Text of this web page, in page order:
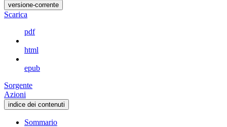
versione-corrente
Scarica
pdf
html
epub
Sorgente
Azioni
indice dei contenuti
Sommario